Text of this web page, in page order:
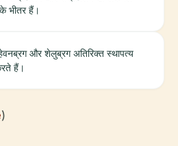
भीतर हैं।
और शेलुब्रग अतिरिक्त स्थापत्य
हैं।
)